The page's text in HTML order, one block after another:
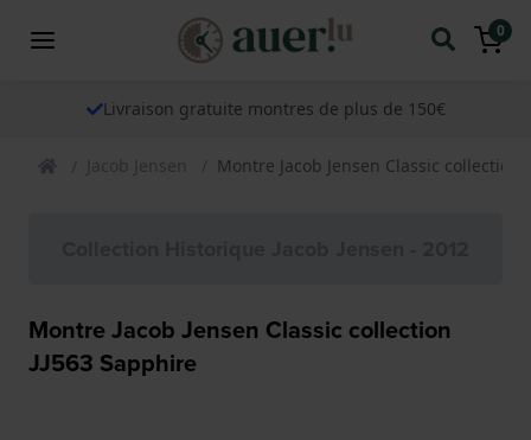
0
Livraison gratuite montres de plus de 150€
Jacob Jensen Montre Jacob Jensen Classic collection
Montre Jacob Jensen Classic collection
JJ563 Sapphire